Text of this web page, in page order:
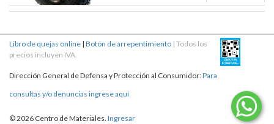
Libro de quejas online | Botón de arrepentimiento | Todos los
precios incluyen IVA.
Dirección General de Defensa y Protección al Consumidor:Para
consultas y/o denuncias ingrese aquí
© 2026 Centro de Materiales. Ingresar